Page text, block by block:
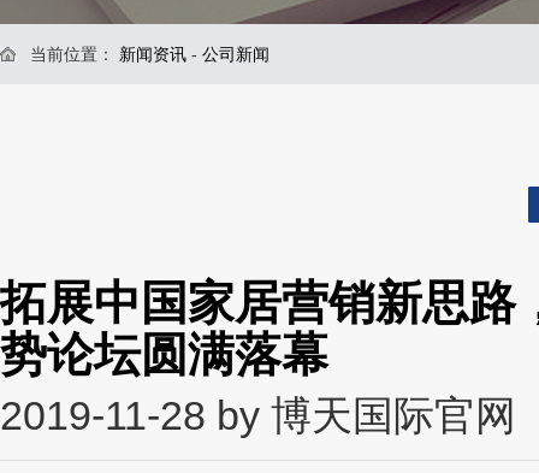
当前位置： 新闻资讯 - 公司新闻
拓展中国家居营销新思路
势论坛圆满落幕
2019-11-28 by 博天国际官网